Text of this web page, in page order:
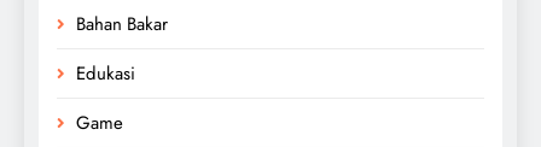
Bahan Bakar
Edukasi
Game